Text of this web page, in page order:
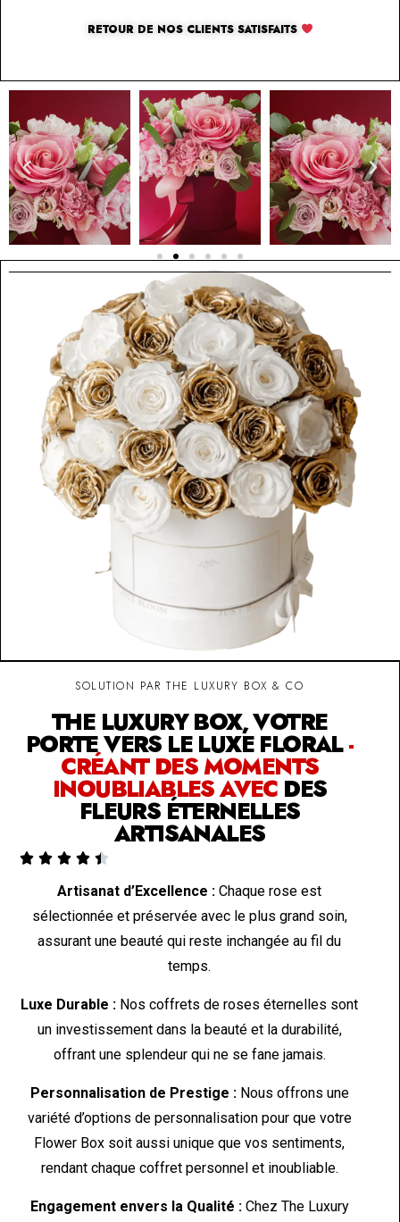
RETOUR DE NOS CLIENTS SATISFAITS
SOLUTION PAR THE LUXURY BOX & CO
THE LUXURY BOX, VOTRE
PORTE VERS LE LUXE FLORAL-
CRÉANT DES MOMENTS
INOUBLIABLES AVEC DES
FLEURS ÉTERNELLES
ARTISANALES
    
Artisanat d’Excellence : Chaque rose est
sélectionnée et préservée avec le plus grand soin,
assurant une beauté qui reste inchangée au fil du
temps.
Luxe Durable : Nos coffrets de roses éternelles sont
un investissement dans la beauté et la durabilité,
offrant une splendeur qui ne se fane jamais.
Personnalisation de Prestige :Nous offrons une
variété d’options de personnalisation pour que votre
Flower Box soit aussi unique que vos sentiments,
rendant chaque coffret personnel et inoubliable.
Engagement envers la Qualité :Chez The Luxury